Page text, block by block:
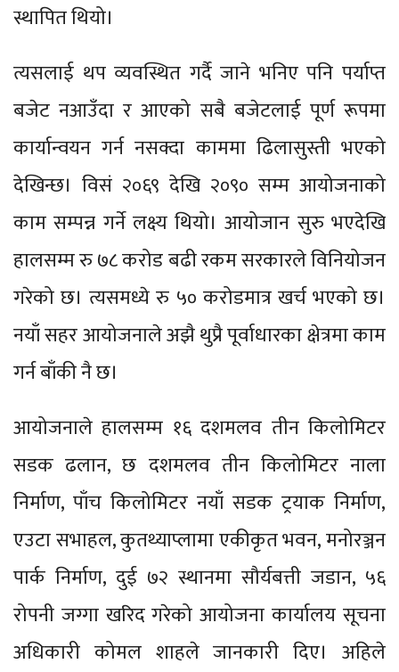
स्थापित थियो।
त्यसलाई थप व्यवस्थित गर्दै जाने भनिए पनि पर्याप्त
बजेट नआउँदा र आएको सबै बजेटलाई पूर्ण रूपमा
कार्यान्वयन गर्न नसक्दा काममा ढिलासुस्ती भएको
देखिन्छ। विसं २०६९ देखि २०९० सम्म आयोजनाको
काम सम्पन्न गर्ने लक्ष्य थियो। आयोजान सुरु भएदेखि
हालसम्म रु ७८ करोड बढी रकम सरकारले विनियोजन
गरेको छ। त्यसमध्ये रु ५० करोडमात्र खर्च भएको छ।
नयाँ सहर आयोजनाले अझै थुप्रै पूर्वाधारका क्षेत्रमा काम
गर्न बाँकी नै छ।
आयोजनाले हालसम्म १६ दशमलव तीन किलोमिटर
सडक ढलान, छ दशमलव तीन किलोमिटर नाला
निर्माण, पाँच किलोमिटर नयाँ सडक ट्रयाक निर्माण,
एउटा सभाहल, कुतथ्याप्लामा एकीकृत भवन, मनोरञ्जन
पार्क निर्माण, दुई ७२ स्थानमा सौर्यबत्ती जडान, ५६
रोपनी जग्गा खरिद गरेको आयोजना कार्यालय सूचना
अधिकारी कोमल शाहले जानकारी दिए। अहिले